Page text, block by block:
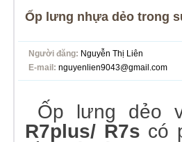
Ốp lưng nhựa dẻo trong
Người đăng: Nguyễn Thị Liên
E-mail: nguyenlien9043@gmail.com
Ốp lưng dẻo
R7plus/ R7s có